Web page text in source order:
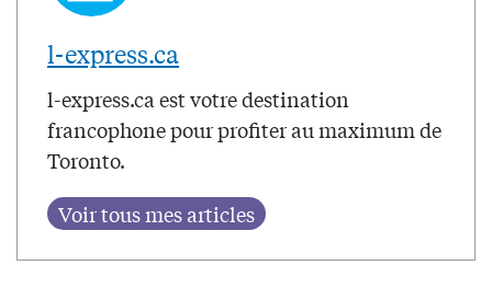
l-express.ca
l-express.ca est votre destination
francophone pour profiter au maximum de
Toronto.